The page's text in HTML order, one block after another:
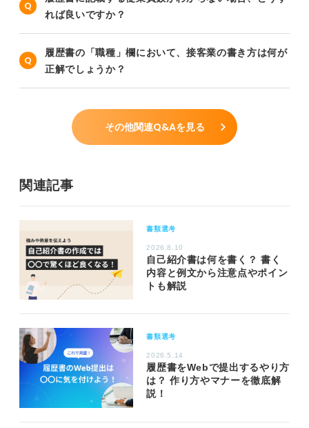
れば良いですか？
履歴書の「職種」欄において、接客業の書き方は何が
正解でしょうか？
その他関連Q&Aを見る
関連記事
書類選考
2026.8.10
自己紹介書は何を書く？ 書く
内容と例文から注意点やポイン
トも解説
書類選考
2026.5.14
履歴書をWebで提出するやり方
は？ 作り方やマナーを徹底解
説！